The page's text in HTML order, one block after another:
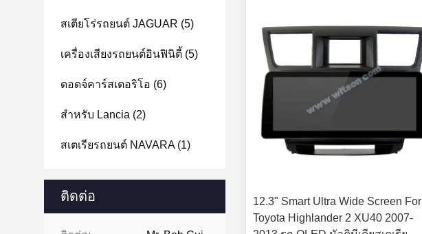
สเตียโร่รถยนต์ JAGUAR (5)
เครื่องเสียงรถยนต์อินฟินิตี้ (5)
ดอดจ์คาร์สเตอริโอ (6)
สําหรับ Lancia (2)
สเตเรียรถยนต์ NAVARA(1)
ติดต่อ
12.3" Smart Ultra Wide Screen For
Toyota Highlander 2 XU40 2007-